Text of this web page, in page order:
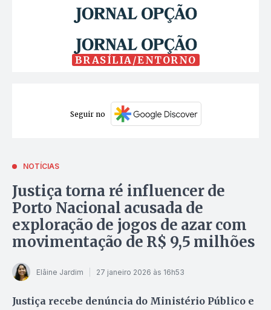
BRASÍLIA/ENTORNO
Seguir no
NOTÍCIAS
Justiça torna ré influencer de
Porto Nacional acusada de
exploração de jogos de azar com
movimentação de R$ 9,5 milhões
Elâine Jardim 27 janeiro 2026 às 16h53
Justiça recebe denúncia do Ministério Público e